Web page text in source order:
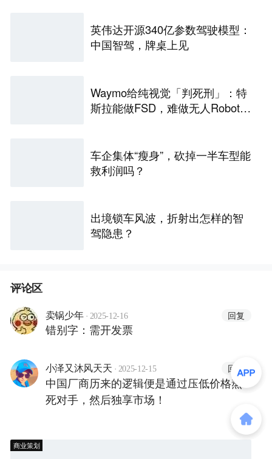
英伟达开源340亿参数驾驶模型：
中国智驾，牌桌上见
Waymo给纯视觉「判死刑」：特
斯拉能做FSD，难做无人Robota
车企集体“瘦身”，砍掉一半车型能
救利润吗？
出境锁车风波，折射出怎样的智
驾隐患？
评论区
卖锅少年 · 2025-12-16 回复
错别字：需开发票
小泽又沐风天天 · 2025-12-15 回复
中国厂商历来的逻辑便是通过压低价格熬
死对手，然后独享市场！
商业策划